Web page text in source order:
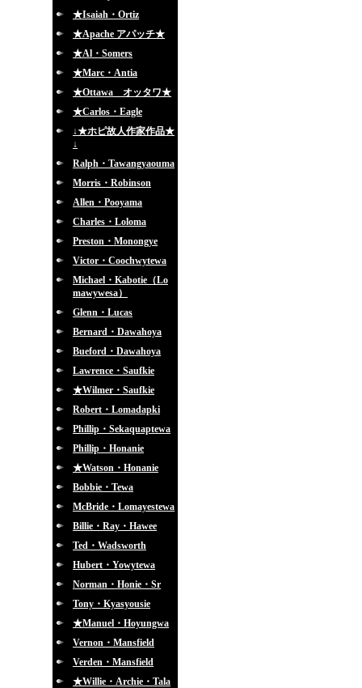
★Isaiah・Ortiz
★Apache アパッチ★
★Al・Somers
★Marc・Antia
★Ottawa オッタワ★
★Carlos・Eagle
↓★ホピ故人作家作品★
↓
Ralph・Tawangyaouma
Morris・Robinson
Allen・Pooyama
Charles・Loloma
Preston・Monongye
Victor・Coochwytewa
Michael・Kabotie（Lo
mawywesa）
Glenn・Lucas
Bernard・Dawahoya
Bueford・Dawahoya
Lawrence・Saufkie
★Wilmer・Saufkie
Robert・Lomadapki
Phillip・Sekaquaptewa
Phillip・Honanie
★Watson・Honanie
Bobbie・Tewa
McBride・Lomayestewa
Billie・Ray・Hawee
Ted・Wadsworth
Hubert・Yowytewa
Norman・Honie・Sr
Tony・Kyasyousie
★Manuel・Hoyungwa
Vernon・Mansfield
Verden・Mansfield
★Willie・Archie・Tala